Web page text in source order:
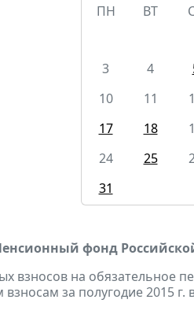
ПН
ВТ
3
4
10
11
17
18
24
25
31
фонд
взносов на обязательное
за полугодие 2015 г.